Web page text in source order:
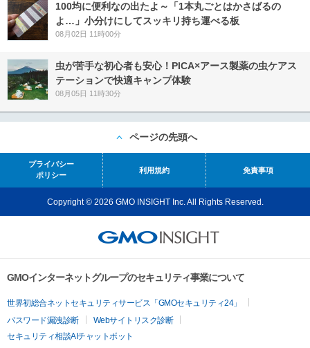
100均に便利なの出たよ～「1本丸ごとはかさばるの
よ…」小分けにしてスッキリ持ち運べる板
08月02日 11時00分
虫が苦手な初心者も安心！PICA×アース製薬の虫ケアス
テーションで快適キャンプ体験
08月05日 11時30分
ページの先頭へ
プライバシー
ポリシー
利用規約 免責事項
Copyright © 2026 GMO INSIGHT Inc. All Rights Reserved.
GMOインターネットグループのセキュリティ事業について
世界初総合ネットセキュリティサービス「GMOセキュリティ24」
パスワード漏洩診断
Webサイトリスク診断
セキュリティ相談AIチャットボット